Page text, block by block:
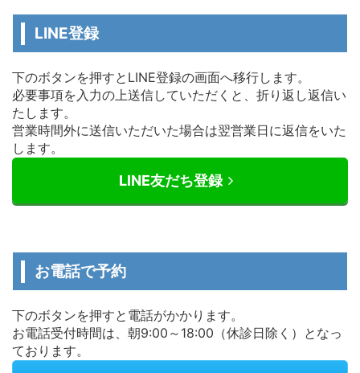
LINE登録
下のボタンを押すとLINE登録の画面へ移行します。
必要事項を入力の上送信していただくと、折り返し返信い
たします。
営業時間外に送信いただいた場合は翌営業日に返信をいた
します。
LINE友だち登録
お電話で予約
下のボタンを押すと電話がかかります。
お電話受付時間は、朝9:00～18:00（休診日除く）となっ
ております。